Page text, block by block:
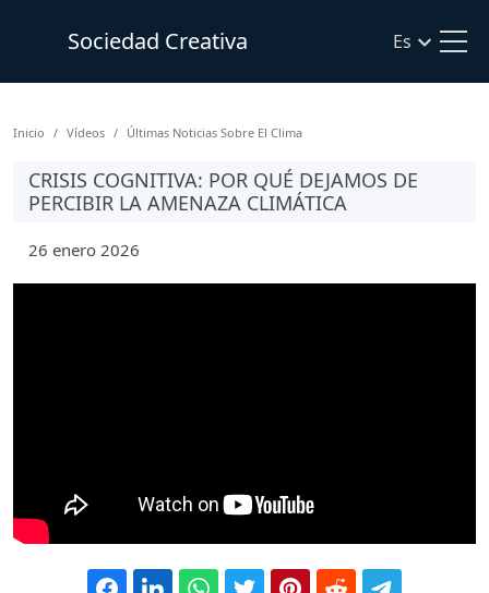
Sociedad Creativa Es
Inicio Vídeos Últimas Noticias Sobre El Clima
CRISIS COGNITIVA: POR QUÉ DEJAMOS DE
PERCIBIR LA AMENAZA CLIMÁTICA
26 enero 2026